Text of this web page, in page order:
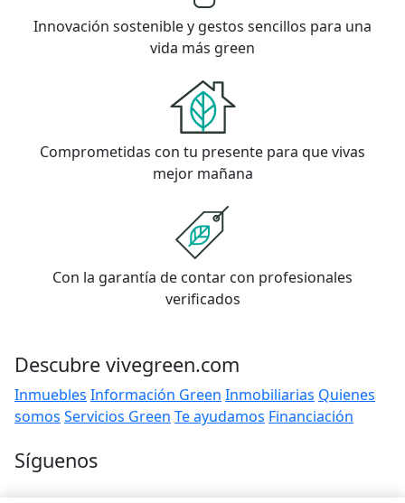
Innovación sostenible y gestos sencillos para una
vida más green
Comprometidas con tu presente para que vivas
mejor mañana
Con la garantía de contar con profesionales
verificados
Descubre vivegreen.com
Inmuebles Información Green Inmobiliarias Quienes
somos Servicios Green Te ayudamos Financiación
Síguenos